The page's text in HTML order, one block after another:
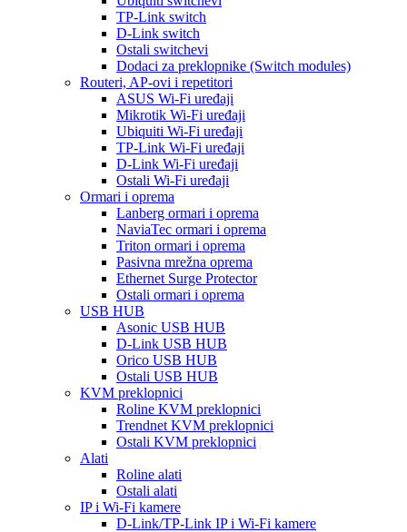
TP-Link switch
D-Link switch
Ostali switchevi
Dodaci za preklopnike (Switch modules)
Routeri, AP-ovi i repetitori
ASUS Wi-Fi uređaji
Mikrotik Wi-Fi uređaji
Ubiquiti Wi-Fi uređaji
TP-Link Wi-Fi uređaji
D-Link Wi-Fi uređaji
Ostali Wi-Fi uređaji
Ormari i oprema
Lanberg ormari i oprema
NaviaTec ormari i oprema
Triton ormari i oprema
Pasivna mrežna oprema
Ethernet Surge Protector
Ostali ormari i oprema
USB HUB
Asonic USB HUB
D-Link USB HUB
Orico USB HUB
Ostali USB HUB
KVM preklopnici
Roline KVM preklopnici
Trendnet KVM preklopnici
Ostali KVM preklopnici
Alati
Roline alati
Ostali alati
IP i Wi-Fi kamere
D-Link/TP-Link IP i Wi-Fi kamere